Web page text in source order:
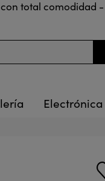
total comodidad -
Electrónica